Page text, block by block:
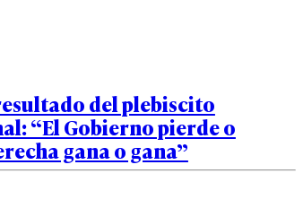
del plebiscito
“El Gobierno pierde o
gana o gana”